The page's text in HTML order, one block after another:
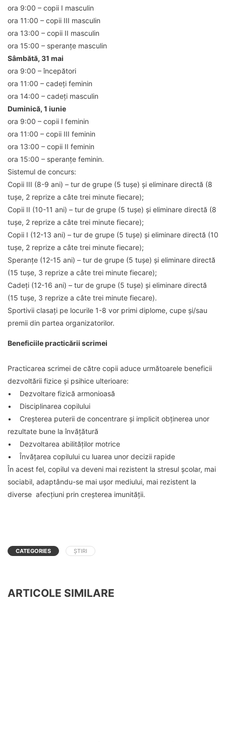
ora 9:00 – copii I masculin
ora 11:00 – copii III masculin
ora 13:00 – copii II masculin
ora 15:00 – speranțe masculin
Sâmbătă, 31 mai
ora 9:00 – începători
ora 11:00 – cadeți feminin
ora 14:00 – cadeți masculin
Duminică, 1 iunie
ora 9:00 – copii I feminin
ora 11:00 – copii III feminin
ora 13:00 – copii II feminin
ora 15:00 – speranțe feminin.
Sistemul de concurs:
Copii III (8-9 ani) – tur de grupe (5 tușe) și eliminare directă (8
tușe, 2 reprize a câte trei minute fiecare);
Copii II (10-11 ani) – tur de grupe (5 tușe) și eliminare directă (8
tușe, 2 reprize a câte trei minute fiecare);
Copii I (12-13 ani) – tur de grupe (5 tușe) și eliminare directă (10
tușe, 2 reprize a câte trei minute fiecare);
Speranțe (12-15 ani) – tur de grupe (5 tușe) și eliminare directă
(15 tușe, 3 reprize a câte trei minute fiecare);
Cadeți (12-16 ani) – tur de grupe (5 tușe) și eliminare directă
(15 tușe, 3 reprize a câte trei minute fiecare).
Sportivii clasați pe locurile 1-8 vor primi diplome, cupe și/sau
premii din partea organizatorilor.
Beneficiile practicării scrimei
Practicarea scrimei de către copii aduce următoarele beneficii
dezvoltării fizice și psihice ulterioare:
• Dezvoltare fizică armonioasă
• Disciplinarea copilului
• Creșterea puterii de concentrare și implicit obținerea unor
rezultate bune la învățătură
• Dezvoltarea abilităților motrice
• Învățarea copilului cu luarea unor decizii rapide
În acest fel, copilul va deveni mai rezistent la stresul școlar, mai
sociabil, adaptându-se mai ușor mediului, mai rezistent la
diverse afecțiuni prin creșterea imunității.
CATEGORIES ȘTIRI
ARTICOLE SIMILARE